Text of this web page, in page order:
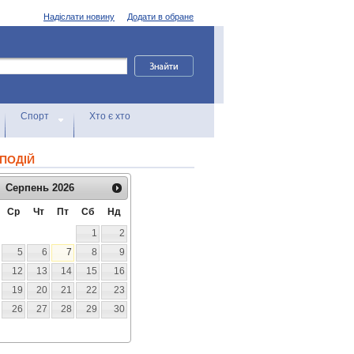
Додати в обране
Надіслати новину
Спорт Хто є хто
Серпень 2026
Ср Чт Пт Сб
Нд
1
2
5 6 7 8
9
12 13 14 15
16
19 20 21 22
23
26 27 28 29
30